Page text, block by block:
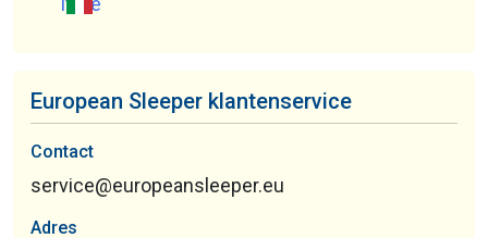
European Sleeper klantenservice
Contact
service@europeansleeper.eu
Adres